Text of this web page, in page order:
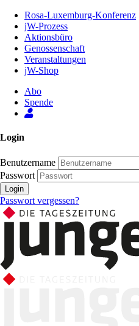
Inhalt
Seite
Rosa-Luxemburg-Konferenz
jW-Prozess
Aktionsbüro
Genossenschaft
Veranstaltungen
jW-Shop
Abo
Spende
Login
Benutzername
Passwort
Login
Passwort vergessen?